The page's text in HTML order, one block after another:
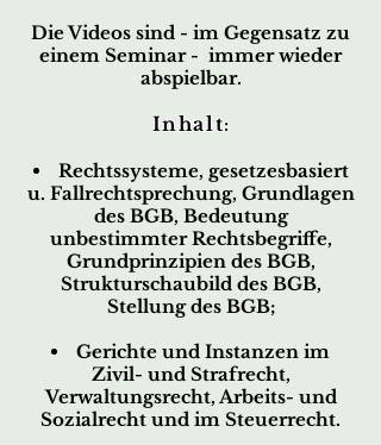
Die Videos sind - im Gegensatz zu
einem Seminar - immer wieder
abspielbar.
Inhalt:
Rechtssysteme, gesetzesbasiert
u. Fallrechtsprechung, Grundlagen
des BGB, Bedeutung
unbestimmter Rechtsbegriffe,
Grundprinzipien des BGB,
Strukturschaubild des BGB,
Stellung des BGB;
Gerichte und Instanzen im
Zivil- und Strafrecht,
Verwaltungsrecht, Arbeits- und
Sozialrecht und im Steuerrecht.